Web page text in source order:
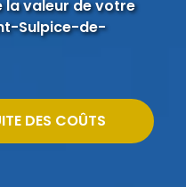
la valeur de votre
Sulpice-de-
DES COÛTS